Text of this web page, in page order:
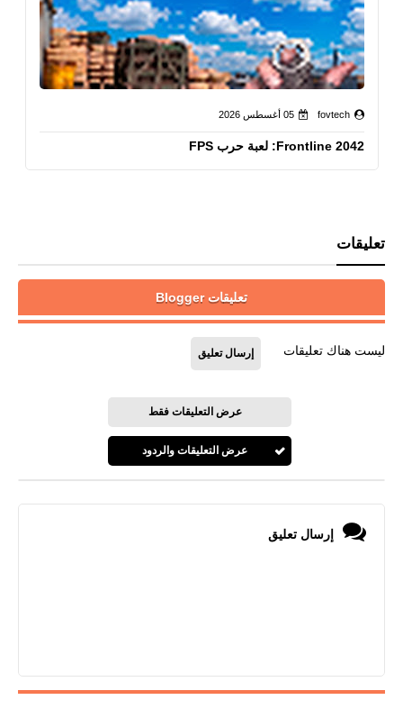
fovtech 05 أغسطس 2026
Frontline 2042: لعبة حرب FPS
تعليقات
تعليقات Blogger
ليست هناك تعليقات إرسال تعليق
عرض التعليقات فقط
عرض التعليقات والردود
إرسال تعليق